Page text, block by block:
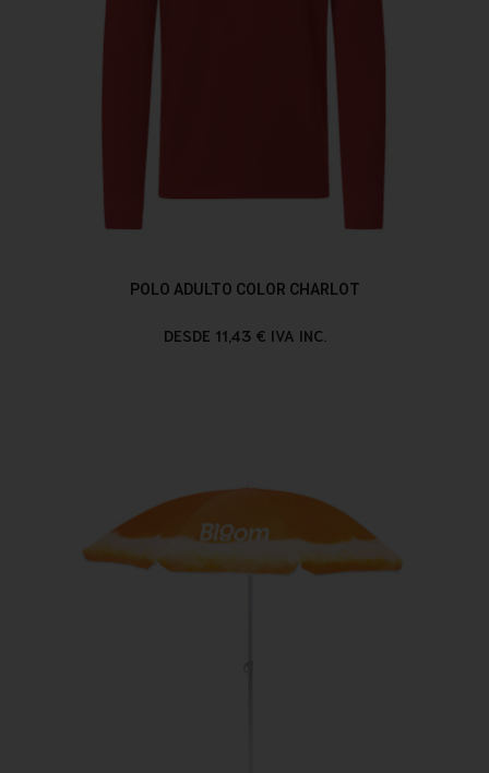
POLO ADULTO COLOR CHARLOT
DESDE 11,43 € IVA INC.